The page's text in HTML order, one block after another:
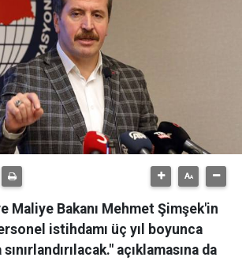
Maliye Bakanı Mehmet Şimşek'in
istihdamı üç yıl boyunca
açıklamasına da